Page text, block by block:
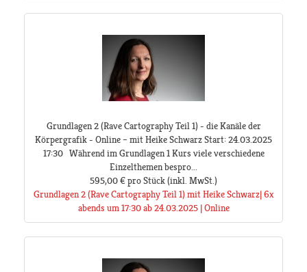
Grundlagen 2 (Rave Cartography Teil 1) - die Kanäle der
Körpergrafik - Online – mit Heike Schwarz Start: 24.03.2025
17:30 Während im Grundlagen 1 Kurs viele verschiedene
Einzelthemen bespro...
595,00 €pro Stück(inkl. MwSt.)
Grundlagen 2 (Rave Cartography Teil 1) mit Heike Schwarz| 6x
abends um 17:30 ab 24.03.2025 | Online